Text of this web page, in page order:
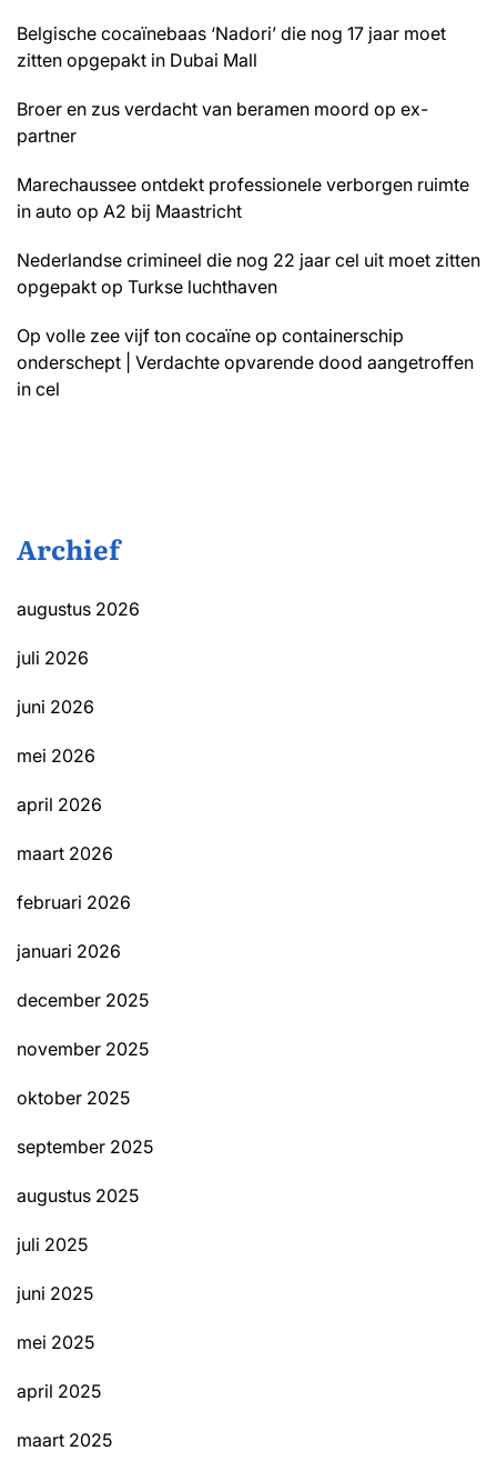
Belgische cocaïnebaas ‘Nadori’ die nog 17 jaar moet
zitten opgepakt in Dubai Mall
Broer en zus verdacht van beramen moord op ex-
partner
Marechaussee ontdekt professionele verborgen ruimte
in auto op A2 bij Maastricht
Nederlandse crimineel die nog 22 jaar cel uit moet zitten
opgepakt op Turkse luchthaven
Op volle zee vijf ton cocaïne op containerschip
onderschept | Verdachte opvarende dood aangetroffen
in cel
Archief
augustus 2026
juli 2026
juni 2026
mei 2026
april 2026
maart 2026
februari 2026
januari 2026
december 2025
november 2025
oktober 2025
september 2025
augustus 2025
juli 2025
juni 2025
mei 2025
april 2025
maart 2025